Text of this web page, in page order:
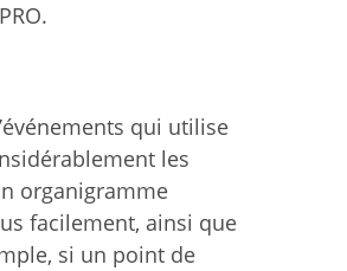
qui utilise
les
organigramme
facilement, ainsi que
si un point de